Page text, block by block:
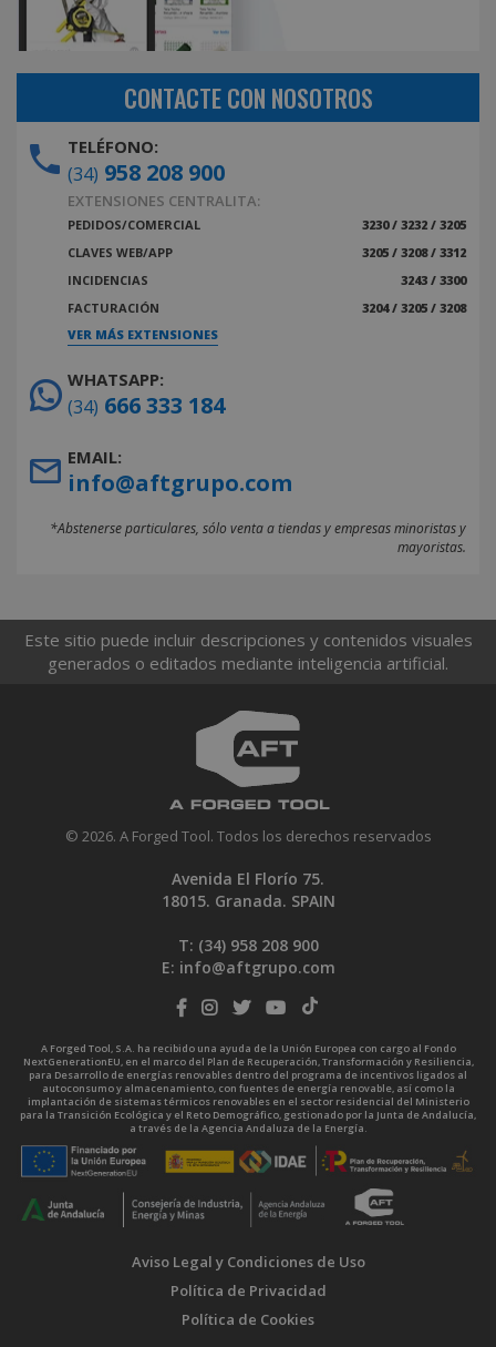
CONTACTE CON NOSOTROS
TELÉFONO:
(34) 958 208 900
EXTENSIONES CENTRALITA:
PEDIDOS/COMERCIAL
3230 / 3232 / 3205
CLAVES WEB/APP
3205 / 3208 / 3312
INCIDENCIAS
3243 / 3300
FACTURACIÓN
3204 / 3205 / 3208
VER MÁS EXTENSIONES
WHATSAPP:
(34) 666 333 184
EMAIL:
info@aftgrupo.com
*Abstenerse particulares, sólo venta a tiendas y empresas minoristas y
mayoristas.
Este sitio puede incluir descripciones y contenidos visuales
generados o editados mediante inteligencia artificial.
© 2026. A Forged Tool. Todos los derechos reservados
Avenida El Florío 75.
18015. Granada. SPAIN
T: (34) 958 208 900
E: info@aftgrupo.com
A Forged Tool, S.A. ha recibido una ayuda de la Unión Europea con cargo al Fondo
NextGenerationEU, en el marco del Plan de Recuperación, Transformación y Resiliencia,
para Desarrollo de energías renovables dentro del programa de incentivos ligados al
autoconsumo y almacenamiento, con fuentes de energía renovable, así como la
implantación de sistemas térmicos renovables en el sector residencial del Ministerio
para la Transición Ecológica y el Reto Demográfico, gestionado por la Junta de Andalucía,
a través de la Agencia Andaluza de la Energía.
Aviso Legal y Condiciones de Uso
Política de Privacidad
Política de Cookies